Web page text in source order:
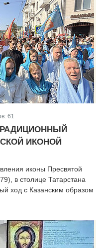
61
ИКОНОЙ
иконы Пресвятой
в столице Татарстана
ход с Казанским образом